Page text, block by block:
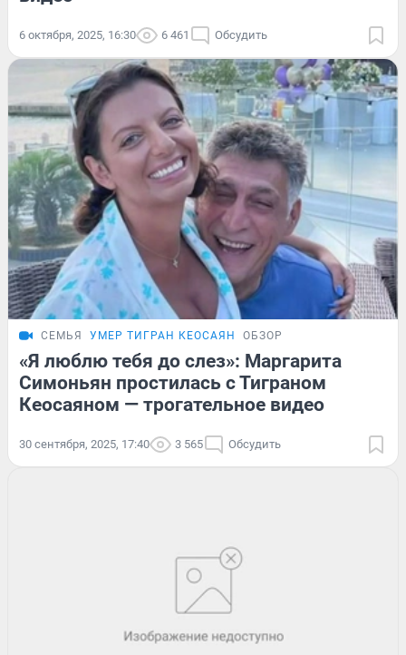
6 октября, 2025, 16:30 6 461 Обсудить
СЕМЬЯ УМЕР ТИГРАН КЕОСАЯН ОБЗОР
«Я люблю тебя до слез»: Маргарита
Симоньян простилась с Тиграном
Кеосаяном — трогательное видео
30 сентября, 2025, 17:40 3 565 Обсудить